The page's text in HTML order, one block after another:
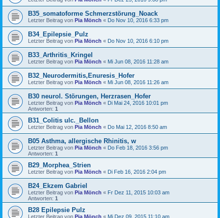
B35_somatoforme Schmerzstörung_Noack
Letzter Beitrag von Pia Mönch « Do Nov 10, 2016 6:33 pm
B34_Epilepsie_Pulz
Letzter Beitrag von Pia Mönch « Do Nov 10, 2016 6:10 pm
B33_Arthritis_Kringel
Letzter Beitrag von Pia Mönch « Mi Jun 08, 2016 11:28 am
B32_Neurodermitis,Enuresis_Hofer
Letzter Beitrag von Pia Mönch « Mi Jun 08, 2016 11:26 am
B30 neurol. Störungen, Herzrasen_Hofer
Letzter Beitrag von Pia Mönch « Di Mai 24, 2016 10:01 pm
Antworten: 1
B31_Colitis ulc._Bellon
Letzter Beitrag von Pia Mönch « Do Mai 12, 2016 8:50 am
B05 Asthma, allergische Rhinitis, w
Letzter Beitrag von Pia Mönch « Do Feb 18, 2016 3:56 pm
Antworten: 1
B29_Morphea_Strien
Letzter Beitrag von Pia Mönch « Di Feb 16, 2016 2:04 pm
B24_Ekzem Gabriel
Letzter Beitrag von Pia Mönch « Fr Dez 11, 2015 10:03 am
Antworten: 1
B28 Epilepsie Pulz
Letzter Beitrag von Pia Mönch « Mi Dez 09, 2015 11:10 am